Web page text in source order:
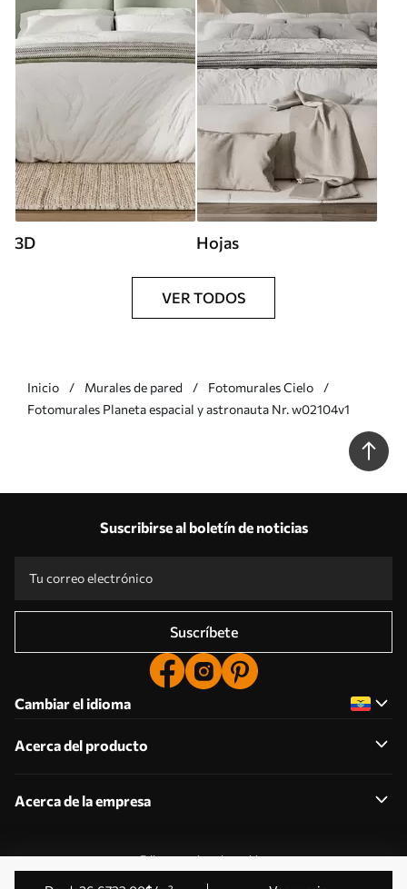
3D Hojas
VER TODOS
Inicio Murales de pared
Fotomurales Cielo
Fotomurales Planeta espacial y astronauta Nr. w02104v1
Suscribirse al boletín de noticias
Suscríbete
Cambiar el idioma
Acerca del producto
Acerca de la empresa
Editar permisos de cookies
© 2011-2026 Uwalls . Todos los derechos reservados.